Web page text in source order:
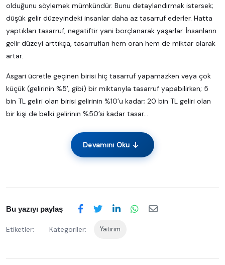
olduğunu söylemek mümkündür. Bunu detaylandırmak istersek;
düşük gelir düzeyindeki insanlar daha az tasarruf ederler. Hatta
yaptıkları tasarruf, negatiftir yani borçlanarak yaşarlar. İnsanların
gelir düzeyi arttıkça, tasarrufları hem oran hem de miktar olarak
artar.
Asgari ücretle geçinen birisi hiç tasarruf yapamazken veya çok
küçük (gelirinin %5’, gibi) bir miktarıyla tasarruf yapabilirken; 5
bin TL geliri olan birisi gelirinin %10’u kadar; 20 bin TL geliri olan
bir kişi de belki gelirinin %50’si kadar tasar...
Devamını Oku
Bu yazıyı paylaş
Etiketler: Kategoriler: Yatırım